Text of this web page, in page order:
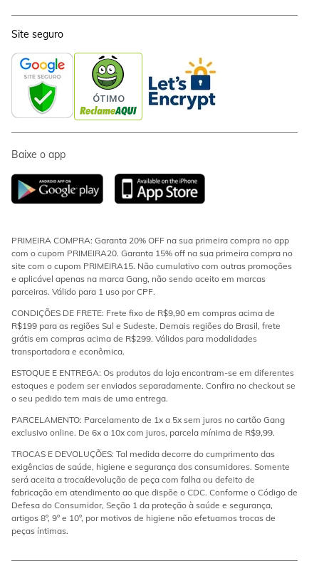
Site seguro
Baixe o app
PRIMEIRA COMPRA: Garanta 20% OFF na sua primeira compra no app
com o cupom PRIMEIRA20. Garanta 15% off na sua primeira compra no
site com o cupom PRIMEIRA15. Não cumulativo com outras promoções
e aplicável apenas na marca Gang, não sendo aceito em marcas
parceiras. Válido para 1 uso por CPF.
CONDIÇÕES DE FRETE: Frete fixo de R$9,90 em compras acima de
R$199 para as regiões Sul e Sudeste. Demais regiões do Brasil, frete
grátis em compras acima de R$299. Válidos para modalidades
transportadora e econômica.
ESTOQUE E ENTREGA: Os produtos da loja encontram-se em diferentes
estoques e podem ser enviados separadamente. Confira no checkout se
o seu pedido tem mais de uma entrega.
PARCELAMENTO: Parcelamento de 1x a 5x sem juros no cartão Gang
exclusivo online. De 6x a 10x com juros, parcela mínima de R$9,99.
TROCAS E DEVOLUÇÕES: Tal medida decorre do cumprimento das
exigências de saúde, higiene e segurança dos consumidores. Somente
será aceita a troca/devolução de peça com falha ou defeito de
fabricação em atendimento ao que dispõe o CDC. Conforme o Código de
Defesa do Consumidor, Seção 1 da proteção à saúde e segurança,
artigos 8º, 9º e 10º, por motivos de higiene não efetuamos trocas de
peças íntimas.